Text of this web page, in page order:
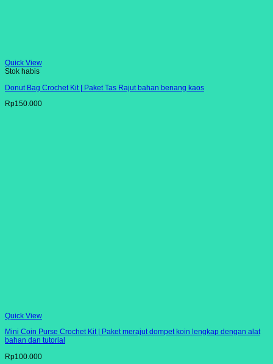
Quick View
Stok habis
Donut Bag Crochet Kit | Paket Tas Rajut bahan benang kaos
Rp150.000
Quick View
Mini Coin Purse Crochet Kit | Paket merajut dompet koin lengkap dengan alat
bahan dan tutorial
Rp100.000